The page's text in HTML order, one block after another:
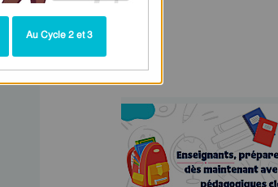
Au Cycle 2 et 3